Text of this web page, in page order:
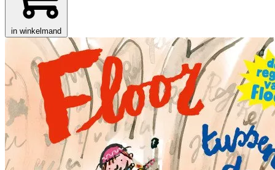
in winkelmand